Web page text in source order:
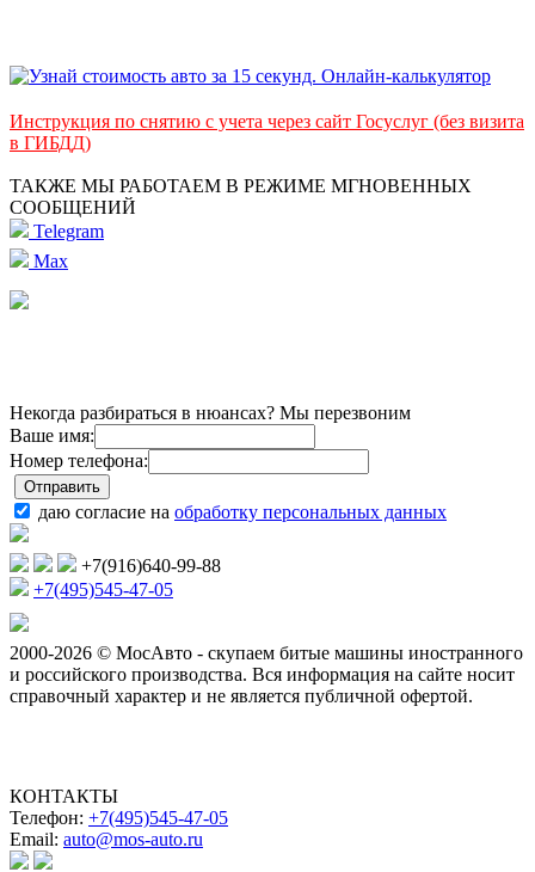
Инструкция по снятию с учета через сайт Госуслуг (без визита
в ГИБДД)
ТАКЖЕ МЫ РАБОТАЕМ В РЕЖИМЕ МГНОВЕННЫХ
СООБЩЕНИЙ
Telegram
Max
Некогда разбираться в нюансах? Мы перезвоним
Ваше имя:
Номер телефона:
даю согласие на обработку персональных данных
+7(916)640-99-88
+7(495)545-47-05
2000-2026 © МосАвто - скупаем битые машины иностранного
и российского производства. Вся информация на сайте носит
справочный характер и не является публичной офертой.
КОНТАКТЫ
Телефон: +7(495)545-47-05
Email: auto@mos-auto.ru